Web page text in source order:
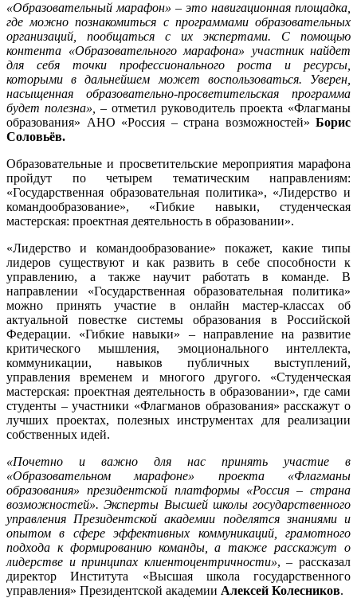
«Образовательный марафон» – это навигационная площадка,
где можно познакомиться с программами образовательных
организаций, пообщаться с их экспертами. С помощью
контента «Образовательного марафона» участник найдет
для себя точки профессионального роста и ресурсы,
которыми в дальнейшем может воспользоваться. Уверен,
насыщенная образовательно-просветительская программа
будет полезна», – отметил руководитель проекта «Флагманы
образования» АНО «Россия – страна возможностей» Борис
Соловьёв.
Образовательные и просветительские мероприятия марафона
пройдут по четырем тематическим направлениям:
«Государственная образовательная политика», «Лидерство и
командообразование», «Гибкие навыки, студенческая
мастерская: проектная деятельность в образовании».
«Лидерство и командообразование» покажет, какие типы
лидеров существуют и как развить в себе способности к
управлению, а также научит работать в команде. В
направлении «Государственная образовательная политика»
можно принять участие в онлайн мастер-классах об
актуальной повестке системы образования в Российской
Федерации. «Гибкие навыки» – направление на развитие
критического мышления, эмоционального интеллекта,
коммуникации, навыков публичных выступлений,
управления временем и многого другого. «Студенческая
мастерская: проектная деятельность в образовании», где сами
студенты – участники «Флагманов образования» расскажут о
лучших проектах, полезных инструментах для реализации
собственных идей.
«Почетно и важно для нас принять участие в
«Образовательном марафоне» проекта «Флагманы
образования» президентской платформы «Россия – страна
возможностей». Эксперты Высшей школы государственного
управления Президентской академии поделятся знаниями и
опытом в сфере эффективных коммуникаций, грамотного
подхода к формированию команды, а также расскажут о
лидерстве и принципах клиентоцентричности», – рассказал
директор Института «Высшая школа государственного
управления» Президентской академии Алексей Колесников.